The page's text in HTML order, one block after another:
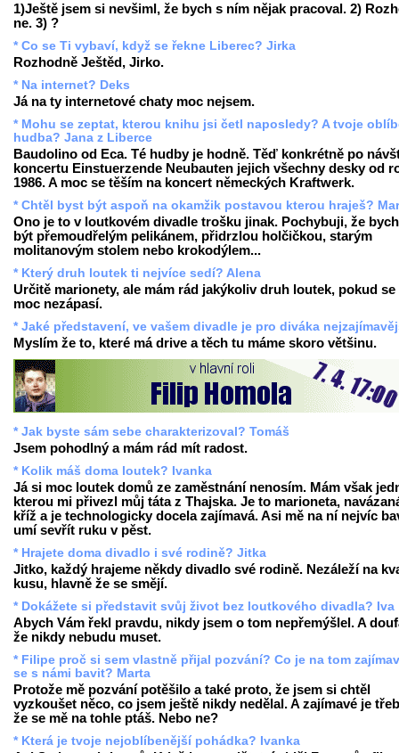
1)Ještě jsem si nevšiml, že bych s ním nějak pracoval. 2)
ne. 3) ?
* Co se Ti vybaví, když se řekne Liberec? Jirka
Rozhodně Ještěd, Jirko.
* Na internet? Deks
Já na ty internetové chaty moc nejsem.
* Mohu se zeptat, kterou knihu jsi četl naposledy? A tvoje
hudba? Jana z Liberce
Baudolino od Eca. Té hudby je hodně. Těď konkrétně po
koncertu Einstuerzende Neubauten jejich všechny desky od
1986. A moc se těším na koncert německých Kraftwerk.
* Chtěl byst být aspoň na okamžik postavou kterou hraješ?
Ono je to v loutkovém divadle trošku jinak. Pochybuji, že
být přemoudřelým pelikánem, přidrzlou holčičkou, starým
molitanovým stolem nebo krokodýlem...
* Který druh loutek ti nejvíce sedí? Alena
Určitě marionety, ale mám rád jakýkoliv druh loutek, pokud se
moc nezápasí.
* Jaké představení, ve vašem divadle je pro diváka
Myslím že to, které má drive a těch tu máme skoro většinu.
* Jak byste sám sebe charakterizoval? Tomáš
Jsem pohodlný a mám rád mít radost.
* Kolik máš doma loutek? Ivanka
Já si moc loutek domů ze zaměstnání nenosím. Mám však
kterou mi přivezl můj táta z Thajska. Je to marioneta,
kříž a je technologicky docela zajímavá. Asi mě na ní nejvíc
umí sevřít ruku v pěst.
* Hrajete doma divadlo i své rodině? Jitka
Jitko, každý hrajeme někdy divadlo své rodině. Nezáleží na
kusu, hlavně že se smějí.
* Dokážete si představit svůj život bez loutkového divadla? Iva
Abych Vám řekl pravdu, nikdy jsem o tom nepřemýšlel. A
že nikdy nebudu muset.
* Filipe proč si sem vlastně přijal pozvání? Co je na tom
se s námi bavit? Marta
Protože mě pozvání potěšilo a také proto, že jsem si chtěl
vyzkoušet něco, co jsem ještě nikdy nedělal. A zajímavé je
že se mě na tohle ptáš. Nebo ne?
* Která je tvoje nejoblíbenější pohádka? Ivanka